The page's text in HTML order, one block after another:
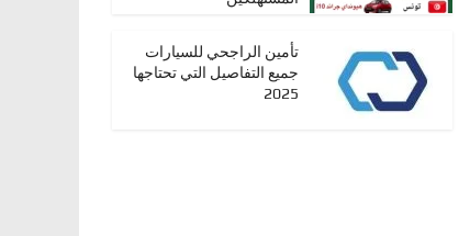
تأمين الراجحي للسيارات
جميع التفاصيل التي تحتاجها
2025